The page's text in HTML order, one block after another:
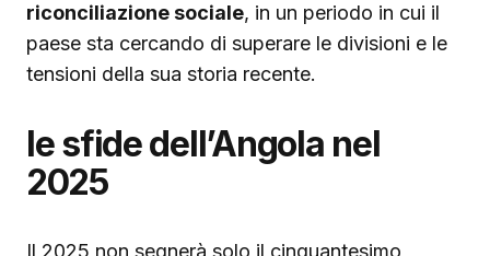
riconciliazione sociale, in un periodo in cui il
paese sta cercando di superare le divisioni e le
tensioni della sua storia recente.
le sfide dell’Angola nel
2025